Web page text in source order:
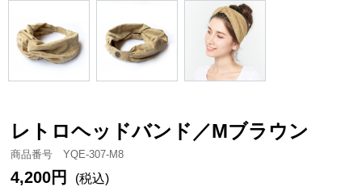
レトロヘッドバンド／Mブラウン
商品番号 YQE-307-M8
4,200円
(税込)